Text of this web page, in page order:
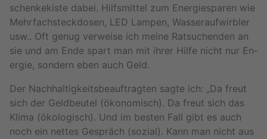
schen­ke­kis­te dabei. Hilfs­mit­tel zum En­er­gie­spa­ren wie
Mehr­fach­steck­do­sen, LED Lam­pen, Was­ser­auf­wirb­ler
usw.. Oft genug ver­wei­se ich meine Rat­su­chen­den an
sie und am Ende spart man mit ihrer Hilfe nicht nur En­
er­gie, son­dern eben auch Geld.
Der Nach­hal­tig­keits­be­auf­trag­ten sagte ich: „Da freut
sich der Geld­beu­tel (öko­no­misch). Da freut sich das
Klima (öko­lo­gisch). Und im bes­ten Fall gibt es auch
noch ein net­tes Ge­spräch (so­zi­al). Kann man nicht aus